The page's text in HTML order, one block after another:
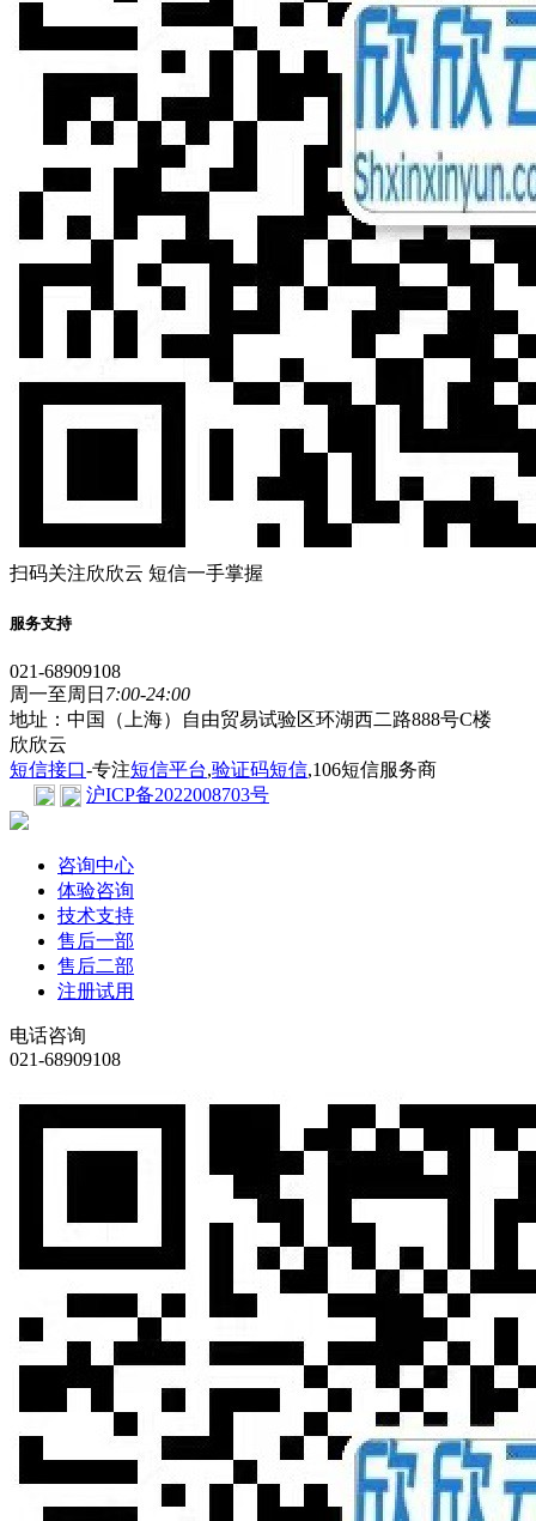
扫码关注欣欣云 短信一手掌握
服务支持
021-68909108
周一至周日 7:00-24:00
地址：中国（上海）自由贸易试验区环湖西二路888号C楼
欣欣云
短信接口-专注短信平台,验证码短信,106短信服务商
沪ICP备2022008703号
咨询中心
体验咨询
技术支持
售后一部
售后二部
注册试用
电话咨询
021-68909108